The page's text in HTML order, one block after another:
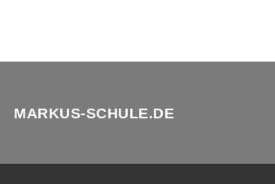
MARKUS-SCHULE.DE